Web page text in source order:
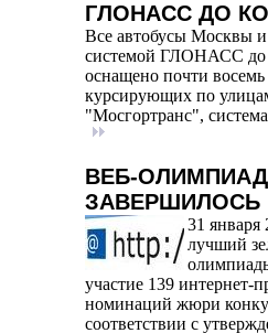
ГЛОНАСС ДО
Все автобусы Москвы и
системой ГЛОНАСС до
оснащено почти восемь
курсирующих по
"Мосгортранс",
ВЕБ-
ЗАВЕРШИЛОСЬ
31 января
лучший
участие 139 интернет-
номинаций жюри
соответствии с